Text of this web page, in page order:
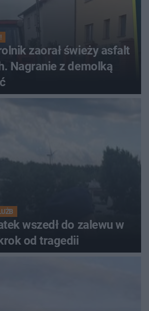
zaorał świeży asfalt
Nagranie z demolką
wszedł do zalewu w
od tragedii